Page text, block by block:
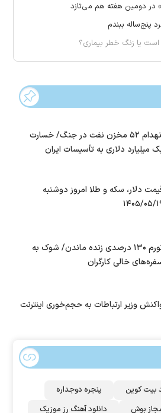
در دومین هفته هم می‌تازد
پنج‌ساله ببندم
یا زنگ خطر بیماری؟
انهدام ۵۲ مخزن نفت در جنگ/ خسارت
میلیارد دلاری به تأسیسات ایران
دلار، سکه و طلا امروز دوشنبه
۰۵/۱۹
تورم ۱۳۰ درصدی زنده ماندن/ شوک به
خالی کارگران
وزیر ارتباطات به حجم‌خوری اینترنت
بیت کوین
پنجره دوجداره
بوش دانلود آهنگ رز‌ موزیک